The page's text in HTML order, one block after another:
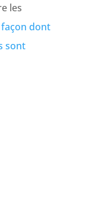
les
façon dont
sont